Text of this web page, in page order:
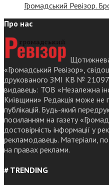
Громадський Ревізор.
Про нас
Щотижнева
«Громадський Ревізор»,
друкованого ЗМІ КВ №
видавець: ТОВ «Незалежна
Київщини» Редакція може не
публікацій. Будь-який
посиланням на газету
достовірність інформації у
рекламодавець. Матеріали,
на правах реклами.
# TRENDING